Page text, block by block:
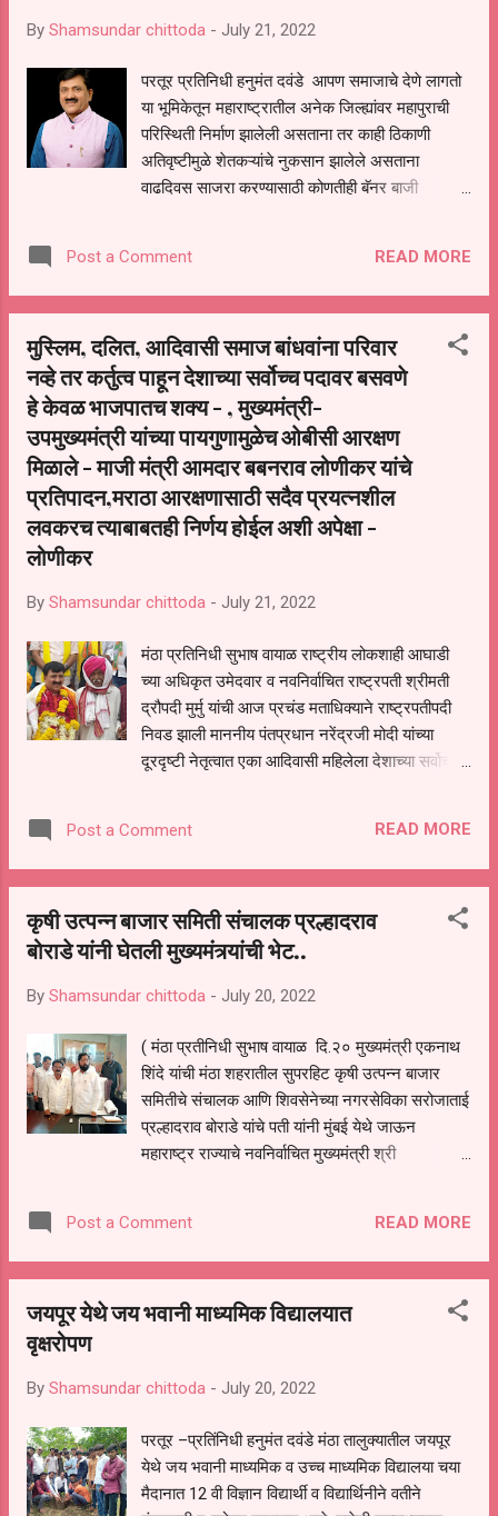
By Shamsundar chittoda - July 21, 2022
परतूर प्रतिनिधी हनुमंत दवंडे आपण समाजाचे देणे लागतो
या भूमिकेतून महाराष्ट्रातील अनेक जिल्ह्यांवर महापुराची
परिस्थिती निर्माण झालेली असताना तर काही ठिकाणी
अतिवृष्टीमुळे शेतकऱ्यांचे नुकसान झालेले असताना
वाढदिवस साजरा करण्यासाठी कोणतीही बॅनर बाजी
समर्पण सप्तांतर्गत त्यांच्या वाढदिवसाचे औचित्य साधून
दिनांक 22 जुलै 2022 रोजी माजी मंत्री आमदार बबनराव
रक्तदान शिबिराचे आयोजन करण्यात आले आहे त्याचबरोबर
हजार शाळकरी गरजूवंत विद्यार्थ्यांना ड्रेसचे वाटप करण्यात
येणार असल्याची माहिती माजी मंत्री आमदार बबनराव
लोणीकर यांनी प्रसिद्धी पत्रकाद्वारे दिली आहे प्रसिद्धीस
दिलेल्या पत्रकात माजी मंत्री आमदार बबनराव लोणीकर
यांनी म्हटले आहे की, रक्तदान हे श्रेष्ठदान असून मागील
कोरोना महामारीच्या काळात भारतीय जनता पार्टी आणि युवा
मोर्चाच्या माध्यमातून हजारो रक्त पेशव्यांचा संकलन करण्यात
Post a Comment READ MORE
मुस्लिम, दलित, आदिवासी समाज बांधवांना परिवार
नव्हे तर कर्तुत्व पाहून देशाच्या सर्वोच्च पदावर बसवणे
हे केवळ भाजपातच शक्य - , मुख्यमंत्री-
उपमुख्यमंत्री यांच्या पायगुणामुळेच ओबीसी आरक्षण
मिळाले - माजी मंत्री आमदार बबनराव लोणीकर यांचे
प्रतिपादन,मराठा आरक्षणासाठी सदैव प्रयत्नशील
लवकरच त्याबाबतही निर्णय होईल अशी अपेक्षा -
लोणीकर
By Shamsundar chittoda - July 21, 2022
मंठा प्रतिनिधी सुभाष वायाळ राष्ट्रीय लोकशाही आघाडी
च्या अधिकृत उमेदवार व नवनिर्वाचित राष्ट्रपती श्रीमती
द्रौपदी मुर्मु यांची आज प्रचंड मताधिक्याने राष्ट्रपतीपदी
निवड झाली माननीय पंतप्रधान नरेंद्रजी मोदी यांच्या
दूरदृष्टी नेतृत्वात एका आदिवासी महिलेला देशाच्या सर्वोच्च
फटाक्यांच्या आतिषबाजीत लोणीकर यांनी श्रीमती द्रोपदी
मुर्मू यांचे अभिनंदन केले व सर्व समाज बांधवांच्या वतीने
देशाच्या इतिहासात पहिल्यांदा परिवार वादाचा विचार न करता
सर्वसामान्य कुटुंबातील व्यक्तींना पंतप्रधान राष्ट्रपती
पद्मभूषण, पद्मविभूषण यासारख्या महत्वपूर्ण पदांसाठी निवड
अत्यंत महत्त्वपूर्ण बाब असून एखाद्या विशिष्ट परिवारात
जन्माला आलो यापेक्षा कर्तुत्व पाहून संधी दिली जाते ही बाब
अत्यंत महत्त्वाची असून *स्वर्गीय पंतप्रधान अटल ब...
Post a Comment READ MORE
कृषी उत्पन्न बाजार समिती संचालक प्रल्हादराव
बोराडे यांनी घेतली मुख्यमंत्र्यांची भेट..
By Shamsundar chittoda - July 20, 2022
( मंठा प्रतीनिधी सुभाष वायाळ दि.२० मुख्यमंत्री एकनाथ
शिंदे यांची मंठा शहरातील सुपरहिट कृषी उत्पन्न बाजार
समितीचे संचालक आणि शिवसेनेच्या नगरसेविका सरोजाताई
प्रल्हादराव बोराडे यांचे पती यांनी मुंबई येथे जाऊन
महाराष्ट्र राज्याचे नवनिर्वाचित मुख्यमंत्री श्री
भरीव निधीची मागणी केली असून मंठा तालुका हा शिवसेनेचा
बालेकिल्ला असून याकडेही मुख्यमंत्री एकनाथ शिंदे यांनी
साहेब, मंठा शहरा तालुक्याकडे आपले लक्ष असू द्या अशी
बबनरावजी लोणीकर यांच्या माध्यमातून शहराचा विकास
(आगामी काळात मुख्यमंत्री एकनाथ शिंदे व बबनरावजी
लोणीकर यांच्या माध्यमातून शहराचा विकास करणार-
प्रल्हाद बोराडे)
Post a Comment READ MORE
जयपूर येथे जय भवानी माध्यमिक विद्यालयात
वृक्षरोपण
By Shamsundar chittoda - July 20, 2022
परतूर –प्रतिंनिधी हनुमंत दवंडे मंठा तालुक्यातील जयपूर
येथे जय भवानी माध्यमिक व उच्च माध्यमिक विद्यालया चया
मैदानात 12 वी विज्ञान विद्यार्थी व विद्यार्थिनीने वतीने